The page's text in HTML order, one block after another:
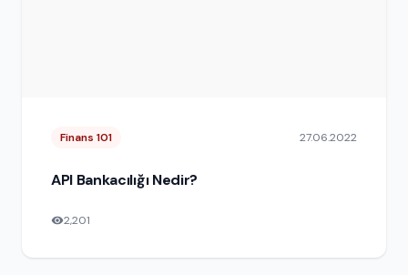
Finans 101 27.06.2022
API Bankacılığı Nedir?
2,201